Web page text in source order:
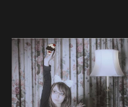
Across the World. pic.twitter.com/
ンド (@LastDiamond2026) July 6,
farmacêutica e construiu sua carreira
como musicista de apoio em projetos
série multimídia que reúne anime, jogos